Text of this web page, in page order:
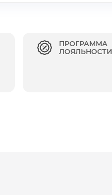
ПРОГРАММА
ЛОЯЛЬНОСТИ